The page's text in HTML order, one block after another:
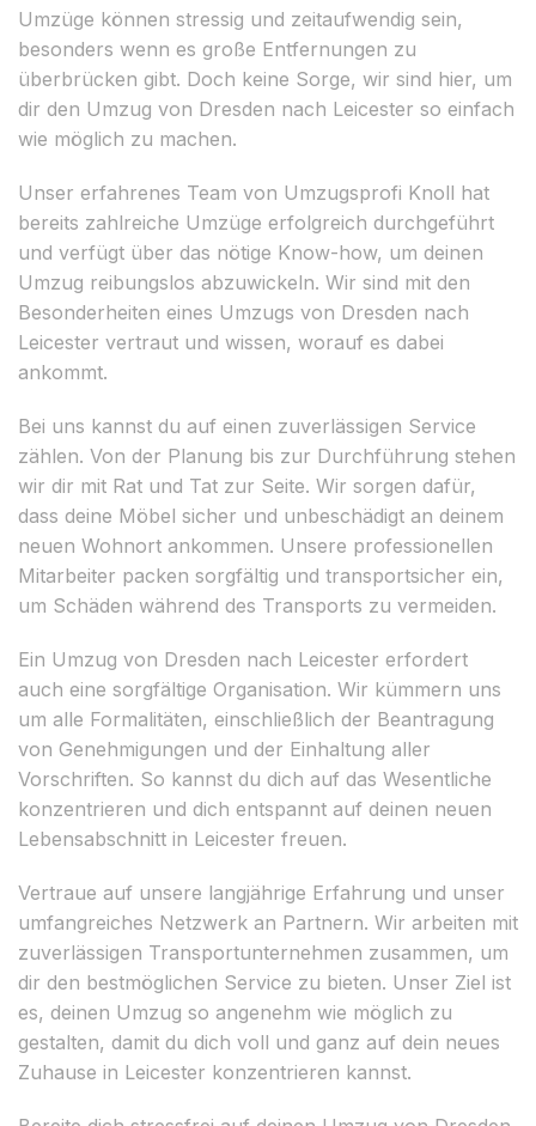
Umzüge können stressig und zeitaufwendig sein,
besonders wenn es große Entfernungen zu
überbrücken gibt. Doch keine Sorge, wir sind hier, um
dir den Umzug von Dresden nach Leicester so einfach
wie möglich zu machen.
Unser erfahrenes Team von Umzugsprofi Knoll hat
bereits zahlreiche Umzüge erfolgreich durchgeführt
und verfügt über das nötige Know-how, um deinen
Umzug reibungslos abzuwickeln. Wir sind mit den
Besonderheiten eines Umzugs von Dresden nach
Leicester vertraut und wissen, worauf es dabei
ankommt.
Bei uns kannst du auf einen zuverlässigen Service
zählen. Von der Planung bis zur Durchführung stehen
wir dir mit Rat und Tat zur Seite. Wir sorgen dafür,
dass deine Möbel sicher und unbeschädigt an deinem
neuen Wohnort ankommen. Unsere professionellen
Mitarbeiter packen sorgfältig und transportsicher ein,
um Schäden während des Transports zu vermeiden.
Ein Umzug von Dresden nach Leicester erfordert
auch eine sorgfältige Organisation. Wir kümmern uns
um alle Formalitäten, einschließlich der Beantragung
von Genehmigungen und der Einhaltung aller
Vorschriften. So kannst du dich auf das Wesentliche
konzentrieren und dich entspannt auf deinen neuen
Lebensabschnitt in Leicester freuen.
Vertraue auf unsere langjährige Erfahrung und unser
umfangreiches Netzwerk an Partnern. Wir arbeiten mit
zuverlässigen Transportunternehmen zusammen, um
dir den bestmöglichen Service zu bieten. Unser Ziel ist
es, deinen Umzug so angenehm wie möglich zu
gestalten, damit du dich voll und ganz auf dein neues
Zuhause in Leicester konzentrieren kannst.